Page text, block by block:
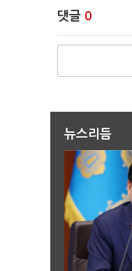
댓글 0
뉴스리듬